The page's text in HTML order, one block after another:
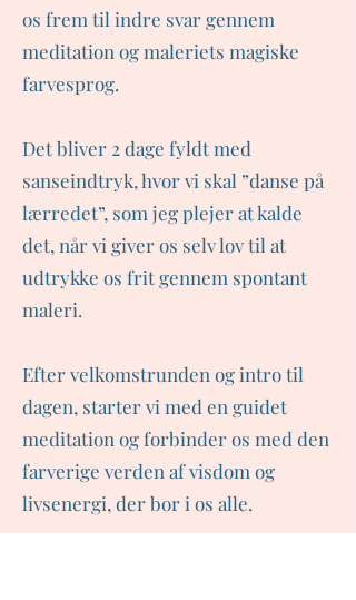
os frem til indre svar gennem
meditation og maleriets magiske
farvesprog.
Det bliver 2 dage fyldt med
sanseindtryk, hvor vi skal ”danse på
lærredet”, som jeg plejer at kalde
det, når vi giver os selv lov til at
udtrykke os frit gennem spontant
maleri.
Efter velkomstrunden og intro til
dagen, starter vi med en guidet
meditation og forbinder os med den
farverige verden af visdom og
livsenergi, der bor i os alle.